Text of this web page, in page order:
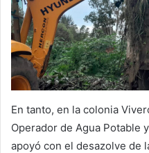
En tanto, en la colonia
Operador de Agua Potable
apoyó con el desazolve de